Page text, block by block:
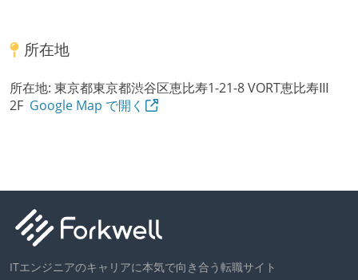
所在地
所在地: 東京都東京都渋谷区恵比寿1-21-8 VORT恵比寿Ⅲ
2F Google Map で開く
ITエンジニアのキャリアに本気で向き合う転職サイト